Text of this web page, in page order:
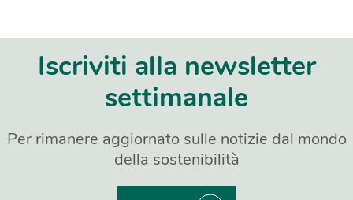
Iscriviti alla newsletter
settimanale
Per rimanere aggiornato sulle notizie dal mondo
della sostenibilità